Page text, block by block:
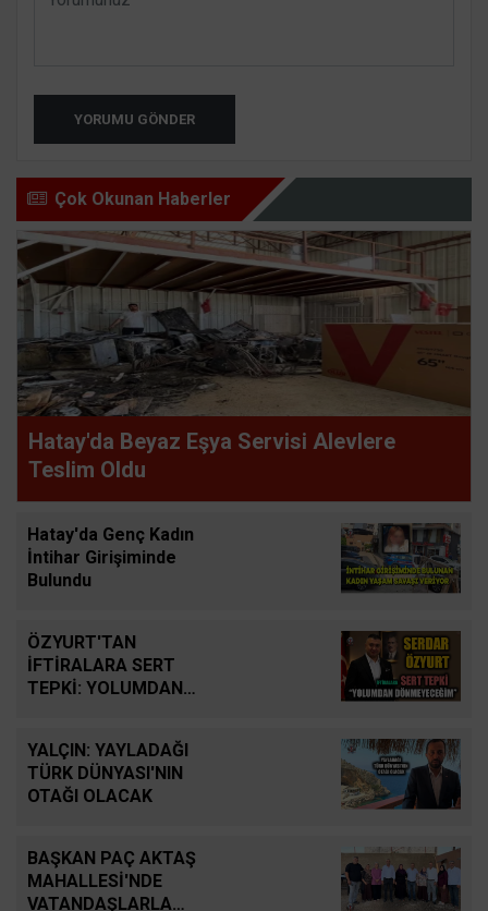
YORUMU GÖNDER
Çok Okunan Haberler
Hatay'da Beyaz Eşya Servisi Alevlere
Teslim Oldu
Hatay'da Genç Kadın
İntihar Girişiminde
Bulundu
ÖZYURT'TAN
İFTİRALARA SERT
TEPKİ: YOLUMDAN
YALÇIN: YAYLADAĞI
TÜRK DÜNYASI'NIN
OTAĞI OLACAK
BAŞKAN PAÇ AKTAŞ
MAHALLESİ'NDE
VATANDAŞLARLA